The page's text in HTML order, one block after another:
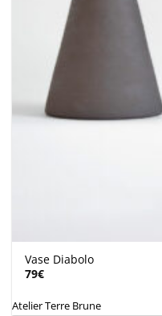
Vase Diabolo
79€
Atelier Terre Brune